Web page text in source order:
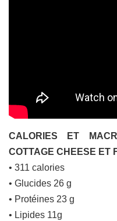
CALORIES ET
COTTAGE CHEESE ET
• 311 calories
• Glucides 26 g
• Protéines 23 g
• Lipides 11g